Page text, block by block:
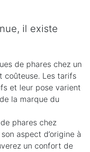
il existe
de phares chez un
coûteuse. Les tarifs
et leur pose varient
la marque du
phares chez
aspect d’origine à
un confort de